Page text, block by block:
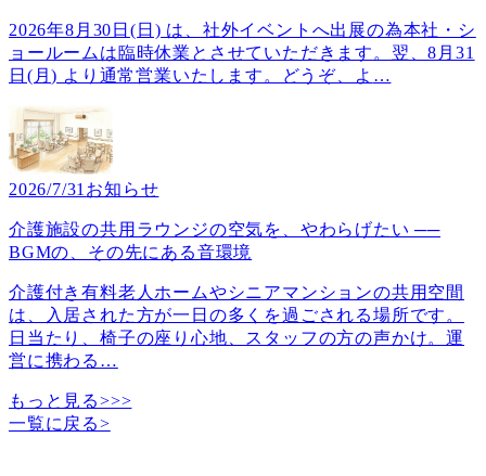
2026年8月30日(日) は、社外イベントへ出展の為本社・シ
ョールームは臨時休業とさせていただきます。翌、8月31
日(月) より通常営業いたします。どうぞ、よ …
2026/7/31 お知らせ
介護施設の共用ラウンジの空気を、やわらげたい ──
BGMの、その先にある音環境
介護付き有料老人ホームやシニアマンションの共用空間
は、入居された方が一日の多くを過ごされる場所です。
日当たり、椅子の座り心地、スタッフの方の声かけ。運
営に携わる …
もっと見る>>>
一覧に戻る>